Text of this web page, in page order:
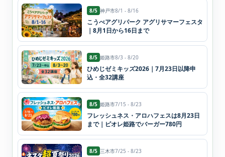
8/5 神戸市8/1 - 8/16
こうべアグリパーク アグリサマーフェスタ
｜8月1日から16日まで
8/5 姫路市8/3 - 8/20
ひめじゼミキッズ2026｜7月23日以降申
込・全32講座
8/5 姫路市7/15 - 8/23
フレッシュネス・アロハフェスは8月23日
まで｜ピオレ姫路でバーガー780円
8/5 三木市7/25 - 8/23